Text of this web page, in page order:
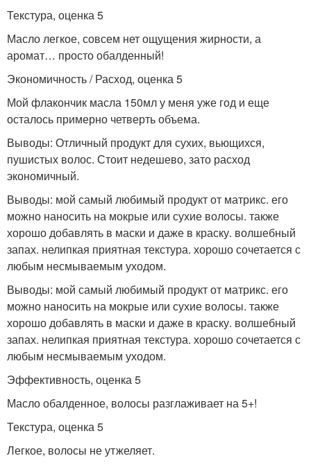
Текстура, оценка 5
Масло легкое, совсем нет ощущения жирности, а
аромат… просто обалденный!
Экономичность / Расход, оценка 5
Мой флакончик масла 150мл у меня уже год и еще
осталось примерно четверть объема.
Выводы: Отличный продукт для сухих, вьющихся,
пушистых волос. Стоит недешево, зато расход
экономичный.
Выводы: мой самый любимый продукт от матрикс. его
можно наносить на мокрые или сухие волосы. также
хорошо добавлять в маски и даже в краску. волшебный
запах. нелипкая приятная текстура. хорошо сочетается с
любым несмываемым уходом.
Выводы: мой самый любимый продукт от матрикс. его
можно наносить на мокрые или сухие волосы. также
хорошо добавлять в маски и даже в краску. волшебный
запах. нелипкая приятная текстура. хорошо сочетается с
любым несмываемым уходом.
Эффективность, оценка 5
Масло обалденное, волосы разглаживает на 5+!
Текстура, оценка 5
Легкое, волосы не утжеляет.